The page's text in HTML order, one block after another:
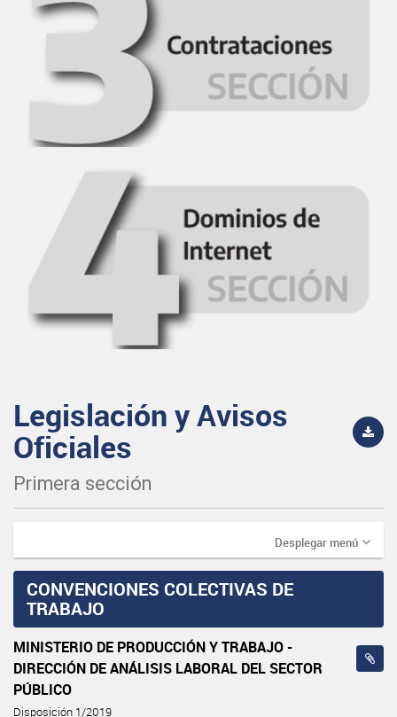
Legislación y Avisos
Oficiales
Primera sección
Desplegar menú
CONVENCIONES COLECTIVAS DE
TRABAJO
MINISTERIO DE PRODUCCIÓN Y TRABAJO -
DIRECCIÓN DE ANÁLISIS LABORAL DEL SECTOR
PÚBLICO
Disposición 1/2019